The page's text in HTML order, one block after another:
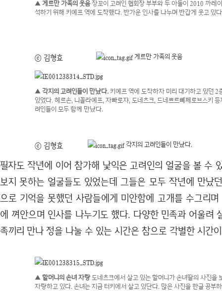
▲ 게르만 가족의 웃음장꼬이 고려인 협회장 부부와 두 아들이 2010 까레
석하기 위해 키예프 역에 도착했다. 반가운 인사를 나누며 반갑게 웃고 있
ⓒ 김형효 게르만 가족의 웃음
▲ 각지의 고려인들이 만났다.키예프 역에 도착하자 미리 대기하고 있던 2
있었다. 헤르손, 니꼴라예프, 자빠로쟈, 도네츠크, 드네쁘르뼤쩨로브스키 등
려인들이 모두 함께 만났다.
ⓒ 김형효 각지의 고려인들이 만났다.
필자도 작년에 이어 참가해 낯익은 고려인의 얼굴을 볼 수
보지 못하는 얼굴들도 있었는데 그들은 모두 작년에 만났
으로 기억을 못했던 사람들에게 미안함에 고개를 수그리
에 껴안으며 인사를 나누기도 했다. 다양한 민족과 어울려
족끼리 만나 정을 나눌 수 있는 시간은 참으로 각별한 시간
▲ 할머니의 손녀 자랑도네츠크에서 살고 있는 할머니가 손녀딸의 사진을
자랑하고 있다. 손녀는 지금 터키에서 살고 있단다. 많은 사진을 한글 공부